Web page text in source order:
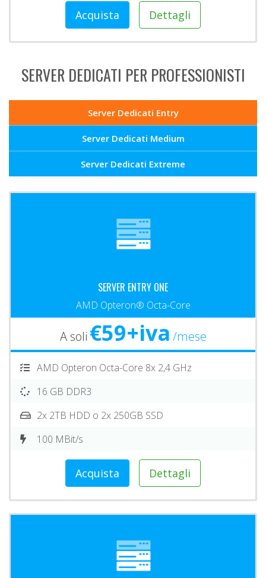
Acquista Dettagli
SERVER DEDICATI PER PROFESSIONISTI
Server Dedicati Entry
Server Dedicati Medium
Server Dedicati Extreme
SERVER ENTRY ONE
AMD Opteron® Octa-Core
A soli €59+iva /mese
AMD Opteron Octa-Core 8x 2,4 GHz
16 GB DDR3
2x 2TB HDD o 2x 250GB SSD
100 MBit/s
Acquista Dettagli